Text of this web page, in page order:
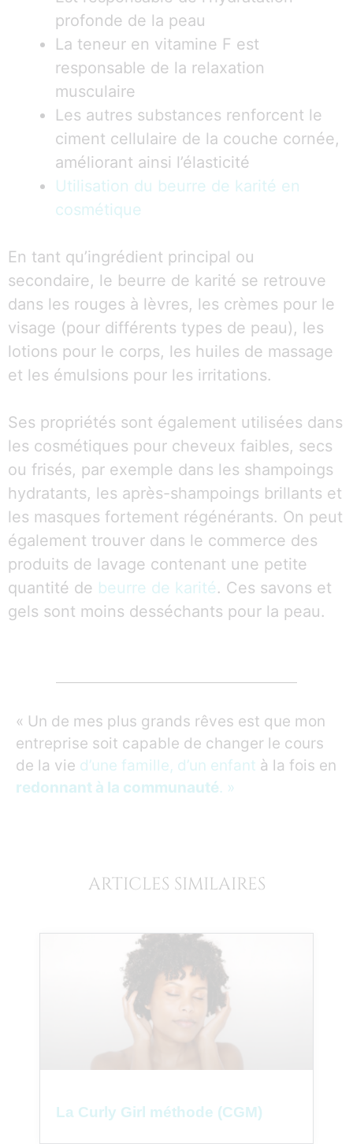
profonde de la peau
La teneur en vitamine F est
responsable de la relaxation
musculaire
Les autres substances renforcent le
ciment cellulaire de la couche cornée,
améliorant ainsi l’élasticité
Utilisation du beurre de karité en
cosmétique
En tant qu’ingrédient principal ou
secondaire, le beurre de karité se retrouve
dans les rouges à lèvres, les crèmes pour le
visage (pour différents types de peau), les
lotions pour le corps, les huiles de massage
et les émulsions pour les irritations.
Ses propriétés sont également utilisées dans
les cosmétiques pour cheveux faibles, secs
ou frisés, par exemple dans les shampoings
hydratants, les après-shampoings brillants et
les masques fortement régénérants. On peut
également trouver dans le commerce des
produits de lavage contenant une petite
quantité de beurre de karité. Ces savons et
gels sont moins desséchants pour la peau.
« Un de mes plus grands rêves est que mon
entreprise soit capable de changer le cours
de la vie d’une famille, d’un enfant à la fois en
redonnant à la communauté. »
ARTICLES SIMILAIRES
La Curly Girl méthode (CGM)